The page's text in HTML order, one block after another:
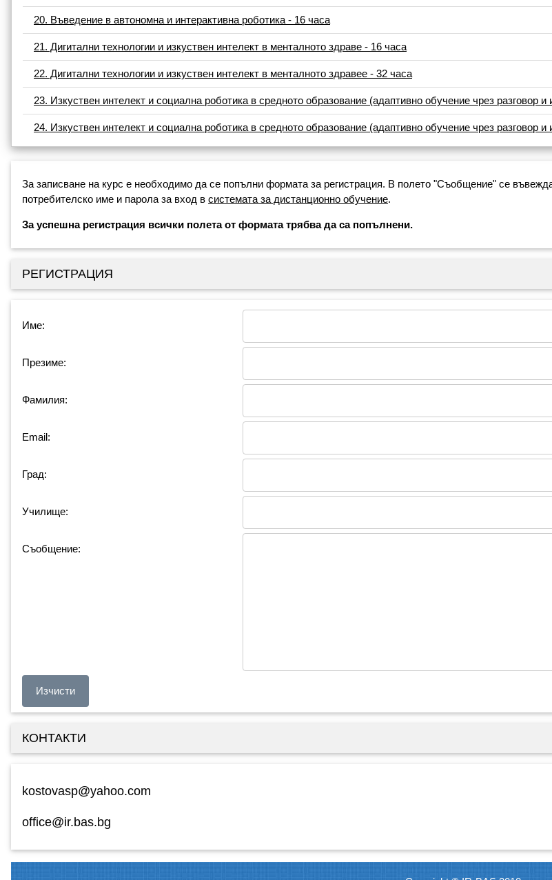
20. Въведение в автономна и интерактивна роботика - 16 часа
21. Дигитални технологии и изкуствен интелект в менталното здраве - 16 часа
22. Дигитални технологии и изкуствен интелект в менталното здравее - 32 часа
23. Изкуствен интелект и социална роботика в средното образование (адаптивно обучение чрез разговор и
24. Изкуствен интелект и социална роботика в средното образование (адаптивно обучение чрез разговор и
За записване на курс е необходимо да се попълни формата за регистрация. В полето "Съобщение" се
потребителско име и парола за вход в системата за дистанционно обучение.
За успешна регистрация всички полета от формата трябва да са попълнени.
РЕГИСТРАЦИЯ
Име:
Презиме:
Фамилия:
Email:
Град:
Училище:
Съобщение:
КОНТАКТИ
kostovasp@yahoo.com
office@ir.bas.bg